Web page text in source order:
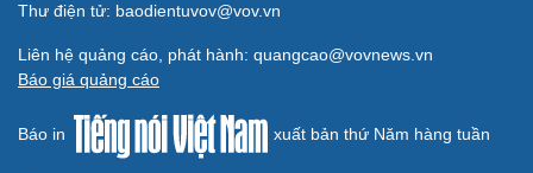
Thư điện tử: baodientuvov@vov.vn
Liên hệ quảng cáo, phát hành: quangcao@vovnews.vn
Báo giá quảng cáo
Báo in xuất bản thứ Năm hàng tuần